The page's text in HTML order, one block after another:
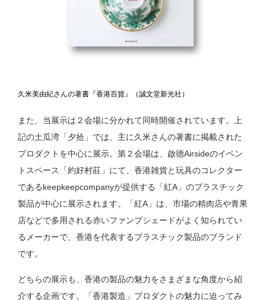
久米美由紀さんの著書『香港百貨』（誠文堂新光社）
また、当展示は２会場に分かれて同時開催されています。上
記の土瓜湾「夕拾」では、主に久米さんの著書に掲載された
プロダクトを中心に展示。第２会場は、啟德Airsideのイベン
トスペース「約好村莊」にて、香港雑貨と玩具のコレクター
であるkeepkeepcompanyが提供する「紅A」のプラスチック
製品が中心に展示されます。「紅A」は、市場の精肉店や青果
店などで多用される赤いファンプシェードがよく知られてい
るメーカーで、香港を代表するプラスチック製品のブランド
です。
どちらの展示も、香港の製品の魅力をさまざまな角度から紹
介する企画です。「香港製造」プロダクトの魅力に迫ってみ